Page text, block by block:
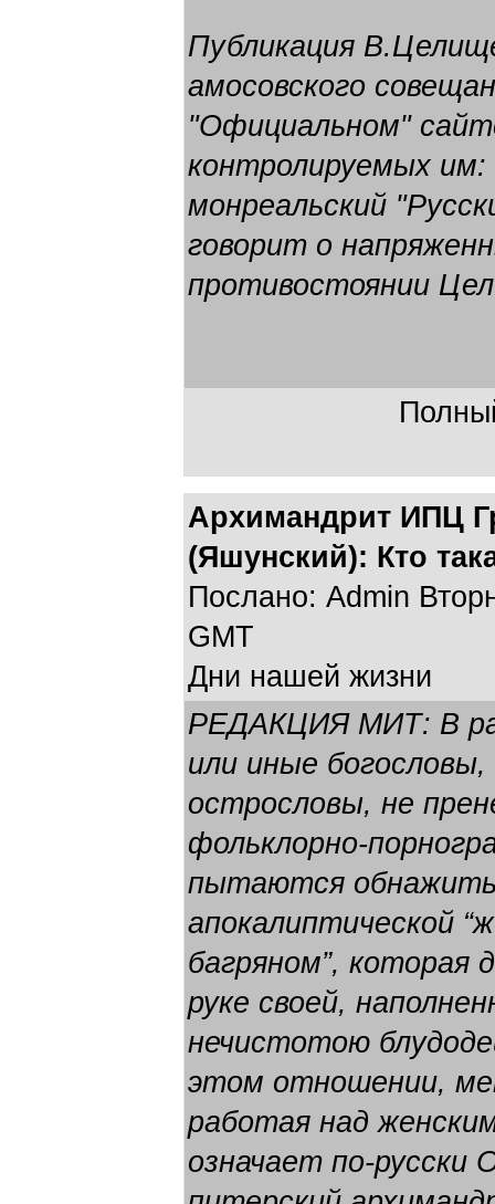
Публикация
амосовского
"Официальном"
контролируемых
монреальский
говорит о
противостоянии
Архимандрит ИПЦ
(Яшунский): Кто
Послано: Admin
GMT
Дни нашей жизни
РЕДАКЦИЯ МИТ: В
или иные
острословы, не
фольклорно-
пытаются
апокалиптической
багряном”,
руке своей,
нечистотою
этом отношении,
работая над
означает по-русски